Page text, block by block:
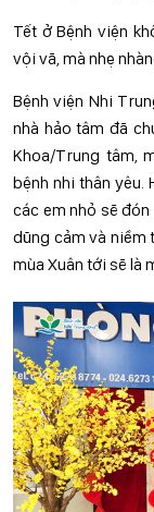
Tết ở Bệnh viện
vội vã, mà nhẹ
Bệnh viện Nhi
nhà hảo tâm đã
Khoa/Trung tâm,
bệnh nhi thân yêu.
các em nhỏ sẽ
dũng cảm và niềm
mùa Xuân tới sẽ là